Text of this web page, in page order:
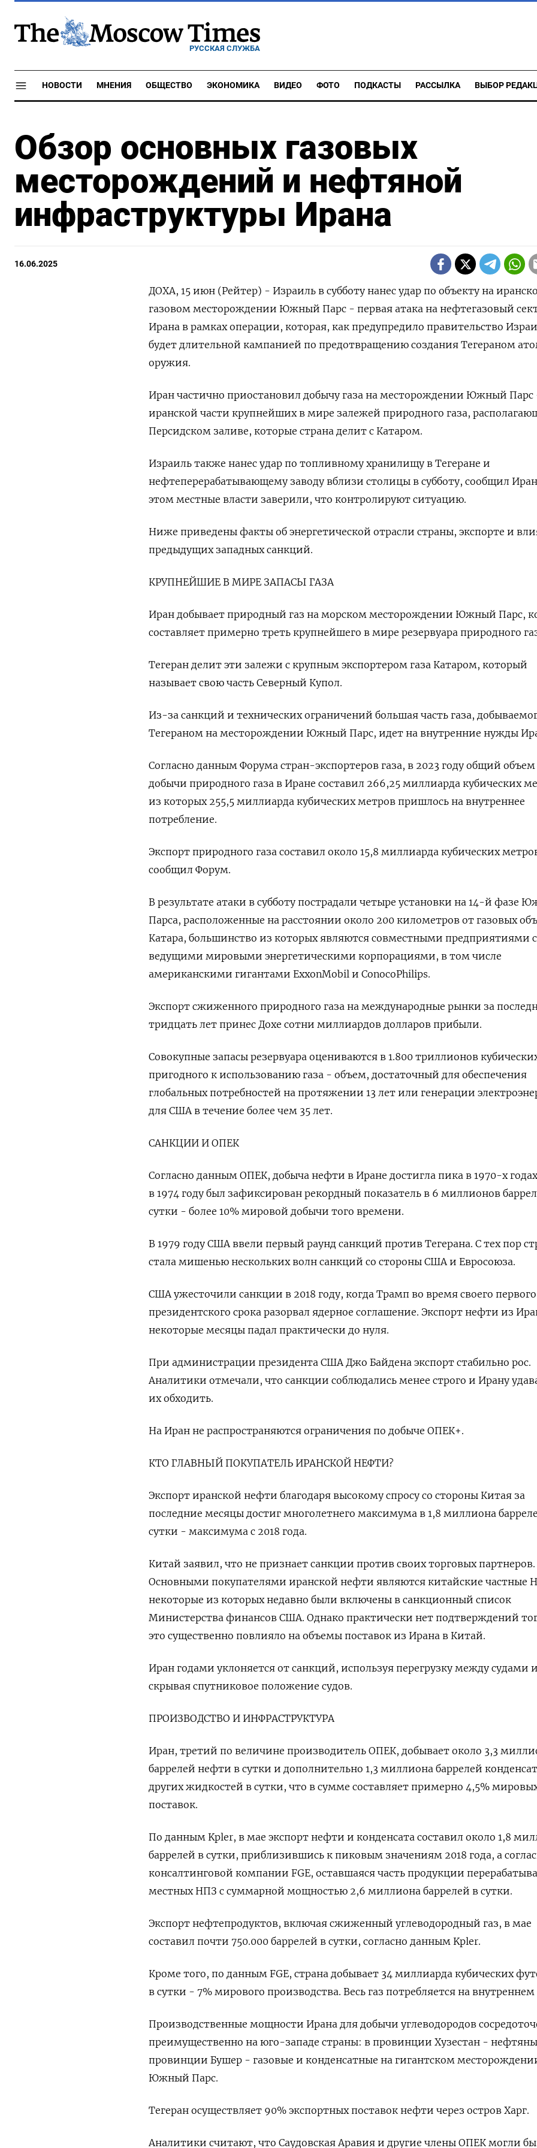
РУССКАЯ СЛУЖБА
НОВОСТИ МНЕНИЯ ОБЩЕСТВО ЭКОНОМИКА ВИДЕО ФОТО ПОДКАСТЫ РАССЫЛКА ВЫБОР
Обзор основных газовых
месторождений и нефтяной
инфраструктуры Ирана
16.06.2025
ДОХА, 15 июн (Рейтер) - Израиль в субботу нанес удар по объекту на
газовом месторождении Южный Парс - первая атака на нефтегазовый
Ирана в рамках операции, которая, как предупредило правительство
будет длительной кампанией по предотвращению создания Тегераном
оружия.
Иран частично приостановил добычу газа на месторождении Южный Парс
иранской части крупнейших в мире залежей природного газа,
Персидском заливе, которые страна делит с Катаром.
Израиль также нанес удар по топливному хранилищу в Тегеране и
нефтеперерабатывающему заводу вблизи столицы в субботу, сообщил
этом местные власти заверили, что контролируют ситуацию.
Ниже приведены факты об энергетической отрасли страны, экспорте и
предыдущих западных санкций.
КРУПНЕЙШИЕ В МИРЕ ЗАПАСЫ ГАЗА
Иран добывает природный газ на морском месторождении Южный Парс,
составляет примерно треть крупнейшего в мире резервуара природного
Тегеран делит эти залежи с крупным экспортером газа Катаром, который
называет свою часть Северный Купол.
Из-за санкций и технических ограничений большая часть газа,
Тегераном на месторождении Южный Парс, идет на внутренние нужды
Согласно данным Форума стран-экспортеров газа, в 2023 году общий объем
добычи природного газа в Иране составил 266,25 миллиарда кубических
из которых 255,5 миллиарда кубических метров пришлось на внутреннее
потребление.
Экспорт природного газа составил около 15,8 миллиарда кубических
сообщил Форум.
В результате атаки в субботу пострадали четыре установки на 14-й фазе
Парса, расположенные на расстоянии около 200 километров от газовых
Катара, большинство из которых являются совместными предприятиями с
ведущими мировыми энергетическими корпорациями, в том числе
американскими гигантами ExxonMobil и ConocoPhilips.
Экспорт сжиженного природного газа на международные рынки за
тридцать лет принес Дохе сотни миллиардов долларов прибыли.
Совокупные запасы резервуара оцениваются в 1.800 триллионов
пригодного к использованию газа - объем, достаточный для обеспечения
глобальных потребностей на протяжении 13 лет или генерации
для США в течение более чем 35 лет.
САНКЦИИ И ОПЕК
Согласно данным ОПЕК, добыча нефти в Иране достигла пика в 1970-х
в 1974 году был зафиксирован рекордный показатель в 6 миллионов
сутки - более 10% мировой добычи того времени.
В 1979 году США ввели первый раунд санкций против Тегерана. С тех пор
стала мишенью нескольких волн санкций со стороны США и Евросоюза.
США ужесточили санкции в 2018 году, когда Трамп во время своего первого
президентского срока разорвал ядерное соглашение. Экспорт нефти из
некоторые месяцы падал практически до нуля.
При администрации президента США Джо Байдена экспорт стабильно рос.
Аналитики отмечали, что санкции соблюдались менее строго и Ирану
их обходить.
На Иран не распространяются ограничения по добыче ОПЕК+.
КТО ГЛАВНЫЙ ПОКУПАТЕЛЬ ИРАНСКОЙ НЕФТИ?
Экспорт иранской нефти благодаря высокому спросу со стороны Китая за
последние месяцы достиг многолетнего максимума в 1,8 миллиона
сутки - максимума с 2018 года.
Китай заявил, что не признает санкции против своих торговых партнеров.
Основными покупателями иранской нефти являются китайские частные
некоторые из которых недавно были включены в санкционный список
Министерства финансов США. Однако практически нет подтверждений
это существенно повлияло на объемы поставок из Ирана в Китай.
Иран годами уклоняется от санкций, используя перегрузку между судами и
скрывая спутниковое положение судов.
ПРОИЗВОДСТВО И ИНФРАСТРУКТУРА
Иран, третий по величине производитель ОПЕК, добывает около 3,3
баррелей нефти в сутки и дополнительно 1,3 миллиона баррелей
других жидкостей в сутки, что в сумме составляет примерно 4,5%
поставок.
По данным Kpler, в мае экспорт нефти и конденсата составил около 1,8
баррелей в сутки, приблизившись к пиковым значениям 2018 года, а
консалтинговой компании FGE, оставшаяся часть продукции
местных НПЗ с суммарной мощностью 2,6 миллиона баррелей в сутки.
Экспорт нефтепродуктов, включая сжиженный углеводородный газ, в мае
составил почти 750.000 баррелей в сутки, согласно данным Kpler.
Кроме того, по данным FGE, страна добывает 34 миллиарда кубических
в сутки - 7% мирового производства. Весь газ потребляется на
Производственные мощности Ирана для добычи углеводородов
преимущественно на юго-западе страны: в провинции Хузестан -
провинции Бушер - газовые и конденсатные на гигантском
Южный Парс.
Тегеран осуществляет 90% экспортных поставок нефти через остров Харг.
Аналитики считают, что Саудовская Аравия и другие члены ОПЕК могли бы